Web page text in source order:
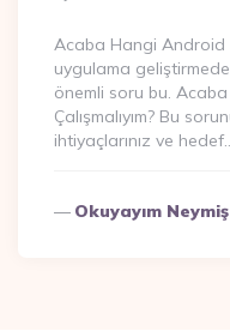
By
Acaba Hangi Android
uygulama
önemli soru bu.
Çalışmalıyım? Bu
ihtiyaçlarınız ve
Okuyayım Neymiş